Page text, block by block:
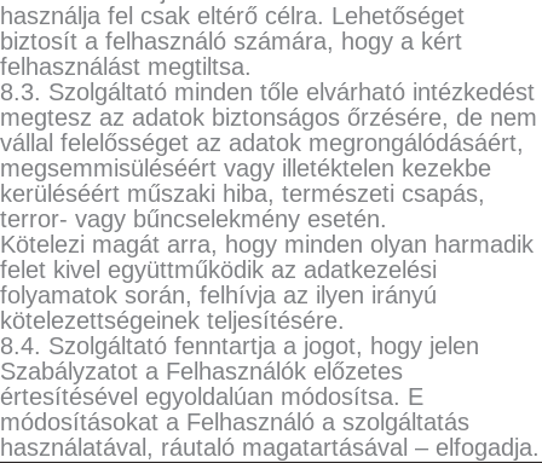
használja fel csak eltérő célra. Lehetőséget
biztosít a felhasználó számára, hogy a kért
felhasználást megtiltsa.
8.3. Szolgáltató minden tőle elvárható intézkedést
megtesz az adatok biztonságos őrzésére, de nem
vállal felelősséget az adatok megrongálódásáért,
megsemmisüléséért vagy illetéktelen kezekbe
kerüléséért műszaki hiba, természeti csapás,
terror- vagy bűncselekmény esetén.
Kötelezi magát arra, hogy minden olyan harmadik
felet kivel együttműködik az adatkezelési
folyamatok során, felhívja az ilyen irányú
kötelezettségeinek teljesítésére.
8.4. Szolgáltató fenntartja a jogot, hogy jelen
Szabályzatot a Felhasználók előzetes
értesítésével egyoldalúan módosítsa. E
módosításokat a Felhasználó a szolgáltatás
használatával, ráutaló magatartásával – elfogadja.